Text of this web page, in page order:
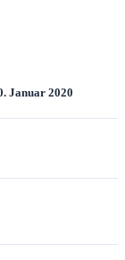
Januar 2020